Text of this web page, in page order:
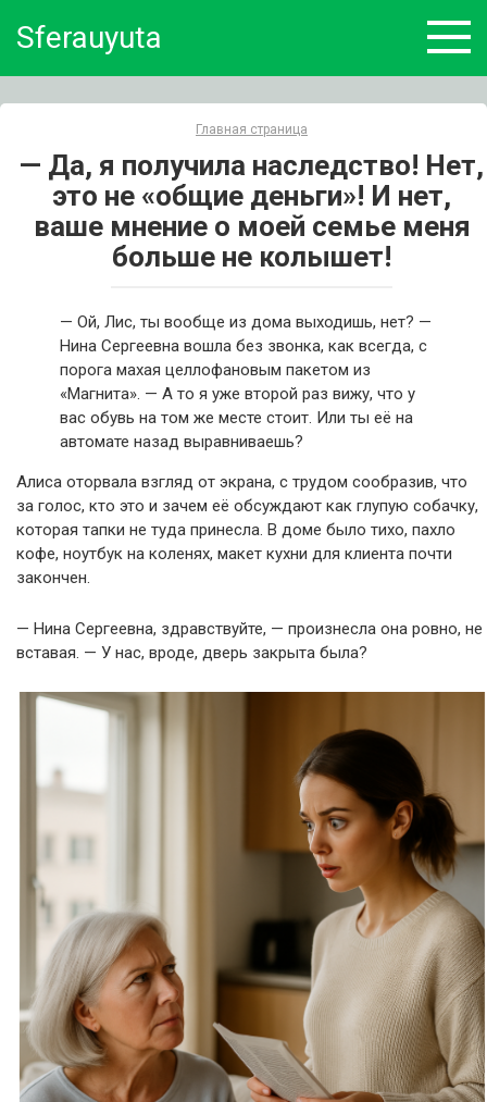
Sferauyuta
Главная страница
— Да, я получила наследство! Нет,
это не «общие деньги»! И нет,
ваше мнение о моей семье меня
больше не колышет!
— Ой, Лис, ты вообще из дома выходишь, нет? —
Нина Сергеевна вошла без звонка, как всегда, с
порога махая целлофановым пакетом из
«Магнита». — А то я уже второй раз вижу, что у
вас обувь на том же месте стоит. Или ты её на
автомате назад выравниваешь?
Алиса оторвала взгляд от экрана, с трудом сообразив, что
за голос, кто это и зачем её обсуждают как глупую собачку,
которая тапки не туда принесла. В доме было тихо, пахло
кофе, ноутбук на коленях, макет кухни для клиента почти
закончен.
— Нина Сергеевна, здравствуйте, — произнесла она ровно, не
вставая. — У нас, вроде, дверь закрыта была?